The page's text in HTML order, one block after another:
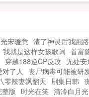
宋暖意 渣了神灵后我跑
我就是这样女孩歌词 首富
穿越188逆CP反攻 无处安
对了人 丧尸病毒可能被研
零辣妻飒翻天 剧集日韩
版 时光在笑 清冷白月